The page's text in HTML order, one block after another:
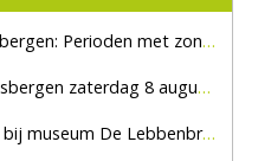
Perioden met zon en droog
8 augustus, marktplein Haaksbergen
museum De Lebbenbrugge